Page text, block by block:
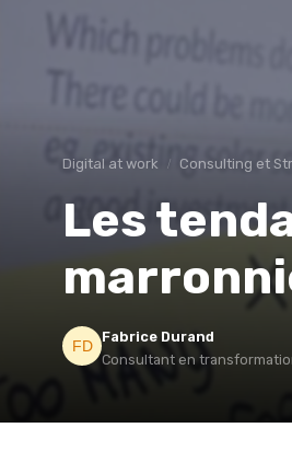
Digital at work Consulting et
Les
Fabrice Durand
Consultant en